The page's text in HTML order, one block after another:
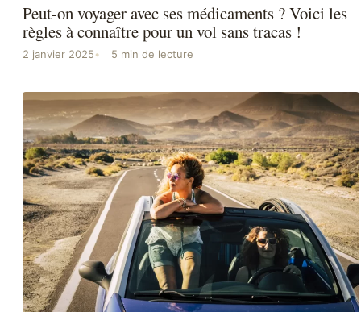
Peut-on voyager avec ses médicaments ? Voici les
règles à connaître pour un vol sans tracas !
2 janvier 2025 5 min de lecture